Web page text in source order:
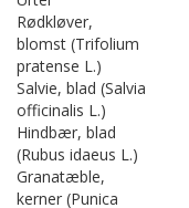
Rødkløver,
blomst (Trifolium
pratense L.)
Salvie, blad (Salvia
officinalis L.)
Hindbær, blad
(Rubus idaeus L.)
Granatæble,
kerner (Punica